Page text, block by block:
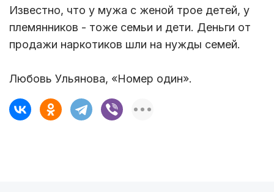
Известно, что у мужа с женой трое детей, у
племянников - тоже семьи и дети. Деньги от
продажи наркотиков шли на нужды семей.
Любовь Ульянова, «Номер один».